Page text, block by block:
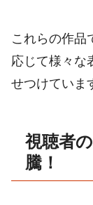
これらの作品
応じて様々な
せつけていま
視聴者
騰！